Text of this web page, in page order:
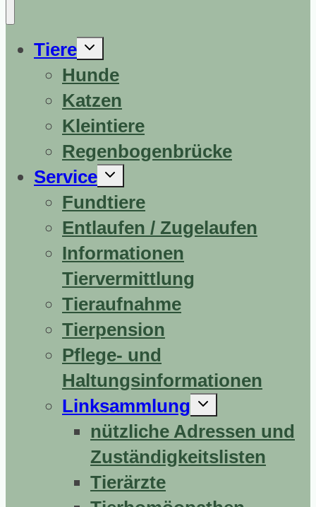
Tiere
Untermenü
erweitern
Hunde
Katzen
Kleintiere
Regenbogenbrücke
Service
Untermenü
erweitern
Fundtiere
Entlaufen / Zugelaufen
Informationen
Tiervermittlung
Tieraufnahme
Tierpension
Pflege- und
Haltungsinformationen
Linksammlung
Untermenü
erweitern
nützliche Adressen und
Zuständigkeitslisten
Tierärzte